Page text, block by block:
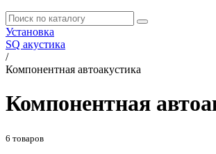
Установка
SQ акустика
/
Компонентная автоакустика
Компонентная
6 товаров